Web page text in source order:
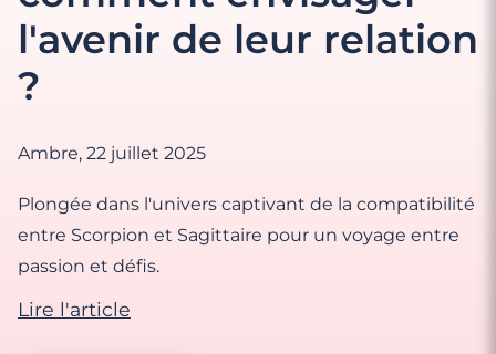
l'avenir de leur relation
?
Ambre, 22 juillet 2025
Plongée dans l'univers captivant de la compatibilité
entre Scorpion et Sagittaire pour un voyage entre
passion et défis.
Lire l'article